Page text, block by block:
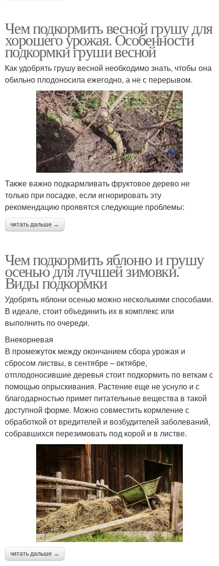
Чем подкормить весной грушу для
хорошего урожая. Особенности
подкормки груши весной
Как удобрять грушу весной необходимо знать, чтобы она
обильно плодоносила ежегодно, а не с перерывом.
Также важно подкармливать фруктовое дерево не
только при посадке, если игнорировать эту
рекомендацию проявятся следующие проблемы:
читать дальше →
Чем подкормить яблоню и грушу
осенью для лучшей зимовки.
Виды подкормки
Удобрять яблони осенью можно несколькими способами.
В идеале, стоит объединить их в комплекс или
выполнить по очереди.
Внекорневая
В промежуток между окончанием сбора урожая и
сбросом листвы, в сентябре – октябре,
отплодоносившие деревья стоит подкормить по веткам с
помощью опрыскивания. Растение еще не уснуло и с
благодарностью примет питательные вещества в такой
доступной форме. Можно совместить кормление с
обработкой от вредителей и возбудителей заболеваний,
собравшихся перезимовать под корой и в листве.
читать дальше →